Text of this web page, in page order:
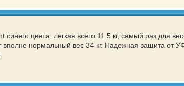
цвета, легкая всего 11.5 кг, самый раз для
нормальный вес 34 кг. Надежная защита от